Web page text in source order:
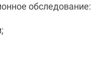
обследование: